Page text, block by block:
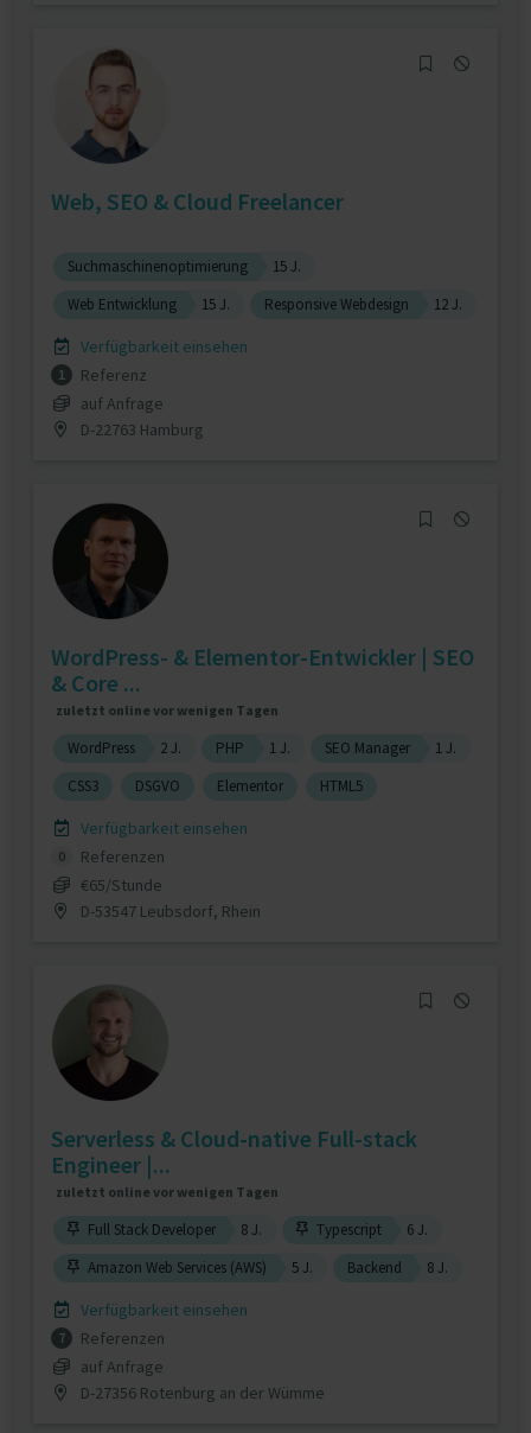
Web, SEO & Cloud Freelancer
Suchmaschinenoptimierung
15 J.
Web Entwicklung
15 J. Responsive Webdesign 12 J.
Verfügbarkeit einsehen
1
Referenz
auf Anfrage
D-22763 Hamburg
WordPress- & Elementor-Entwickler | SEO
& Core ...
zuletzt online vor wenigen Tagen
WordPress 2 J. PHP 1 J. SEO Manager
1 J.
CSS3
DSGVO Elementor HTML5
Verfügbarkeit einsehen
0
Referenzen
€65/Stunde
D-53547 Leubsdorf, Rhein
Serverless & Cloud-native Full-stack
Engineer |...
zuletzt online vor wenigen Tagen
Full Stack Developer 8 J. Typescript
6 J.
Amazon Web Services (AWS)
5 J. Backend 8 J.
Verfügbarkeit einsehen
7
Referenzen
auf Anfrage
D-27356 Rotenburg an der Wümme